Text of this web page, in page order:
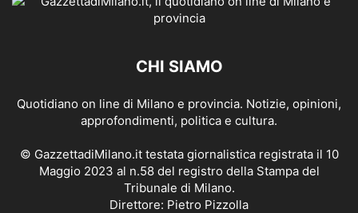
CHI SIAMO
Quotidiano on line di Milano e provincia. Notizie, opinioni,
approfondimenti, politica e cultura.
© GazzettadiMilano.it testata giornalistica registrata il 10
Maggio 2023 al n.58 del registro della Stampa del
Tribunale di Milano.
Direttore: Pietro Pizzolla